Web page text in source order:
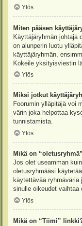
Ylös
Miten pääsen
Käyttäjäryhmän johtaja
on alunperin luotu
käyttäjäryhmän,
Kokeile yksityisviestin
Ylös
Miksi jotkut
Foorumin ylläpitäjä voi
värin joka helpottaa
tunnistamista.
Ylös
Mikä on
Jos olet useamman
oletusryhmääsi
käytettävää
sinulle oikeudet
Ylös
Mikä on “Tiimi”